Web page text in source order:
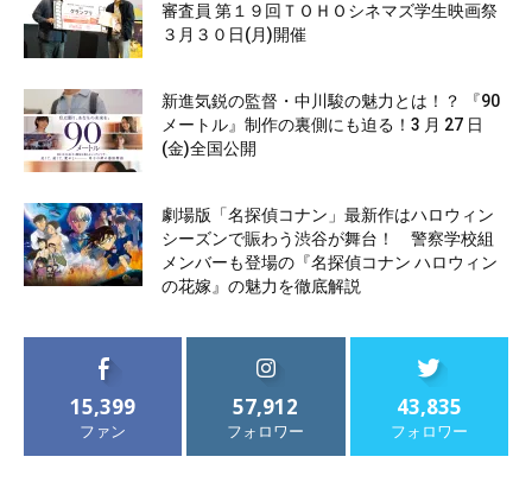
審査員 第１９回ＴＯＨＯシネマズ学生映画祭
３月３０日(月)開催
新進気鋭の監督・中川駿の魅力とは！？ 『90
メートル』制作の裏側にも迫る！3 月 27 日
(金)全国公開
劇場版「名探偵コナン」最新作はハロウィン
シーズンで賑わう渋谷が舞台！ 警察学校組
メンバーも登場の『名探偵コナン ハロウィン
の花嫁』の魅力を徹底解説
15,399
ファン
57,912
フォロワー
43,835
フォロワー